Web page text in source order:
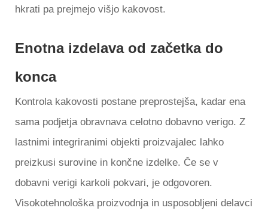
hkrati pa prejmejo višjo kakovost.
Enotna izdelava od začetka do
konca
Kontrola kakovosti postane preprostejša, kadar ena
sama podjetja obravnava celotno dobavno verigo. Z
lastnimi integriranimi objekti proizvajalec lahko
preizkusi surovine in končne izdelke. Če se v
dobavni verigi karkoli pokvari, je odgovoren.
Visokotehnološka proizvodnja in usposobljeni delavci